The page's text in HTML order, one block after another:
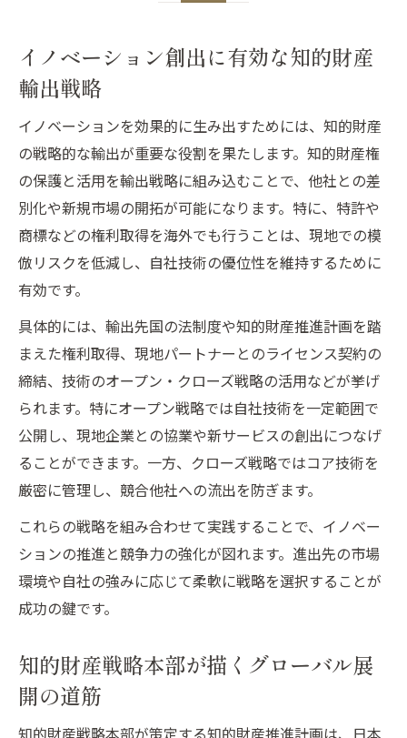
イノベーション創出に有効な知的財産
輸出戦略
イノベーションを効果的に生み出すためには、知的財産
の戦略的な輸出が重要な役割を果たします。知的財産権
の保護と活用を輸出戦略に組み込むことで、他社との差
別化や新規市場の開拓が可能になります。特に、特許や
商標などの権利取得を海外でも行うことは、現地での模
倣リスクを低減し、自社技術の優位性を維持するために
有効です。
具体的には、輸出先国の法制度や知的財産推進計画を踏
まえた権利取得、現地パートナーとのライセンス契約の
締結、技術のオープン・クローズ戦略の活用などが挙げ
られます。特にオープン戦略では自社技術を一定範囲で
公開し、現地企業との協業や新サービスの創出につなげ
ることができます。一方、クローズ戦略ではコア技術を
厳密に管理し、競合他社への流出を防ぎます。
これらの戦略を組み合わせて実践することで、イノベー
ションの推進と競争力の強化が図れます。進出先の市場
環境や自社の強みに応じて柔軟に戦略を選択することが
成功の鍵です。
知的財産戦略本部が描くグローバル展
開の道筋
知的財産戦略本部が策定する知的財産推進計画は、日本